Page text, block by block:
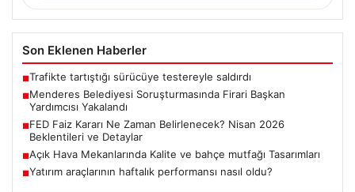
Son Eklenen Haberler
■Trafikte tartıştığı sürücüye testereyle saldırdı
■Menderes Belediyesi Soruşturmasında Firari Başkan
Yardımcısı Yakalandı
■FED Faiz Kararı Ne Zaman Belirlenecek? Nisan 2026
Beklentileri ve Detaylar
■Açık Hava Mekanlarında Kalite ve bahçe mutfağı Tasarımları
■Yatırım araçlarının haftalık performansı nasıl oldu?